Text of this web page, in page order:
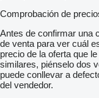
Comprobación de
Antes de confirmar una
de venta para ver cuál
precio de la oferta que
similares, piénselo dos
puede conllevar a
del vendedor.